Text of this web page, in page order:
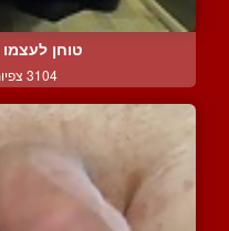
טוחן
3104 צפיות